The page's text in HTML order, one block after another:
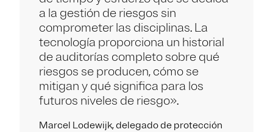
a la gestión de riesgos sin
comprometer las disciplinas. La
tecnología proporciona un historial
de auditorías completo sobre qué
riesgos se producen, cómo se
mitigan y qué significa para los
futuros niveles de riesgo».
Marcel Lodewijk, delegado de protección